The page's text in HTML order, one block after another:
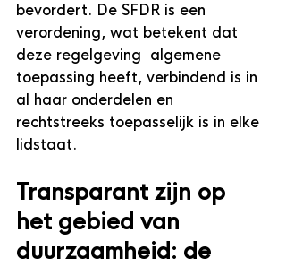
bevordert. De SFDR is een
verordening, wat betekent dat
deze regelgeving  algemene
toepassing heeft, verbindend is in
al haar onderdelen en
rechtstreeks toepasselijk is in elke
lidstaat.
Transparant zijn op
het gebied van
duurzaamheid: de